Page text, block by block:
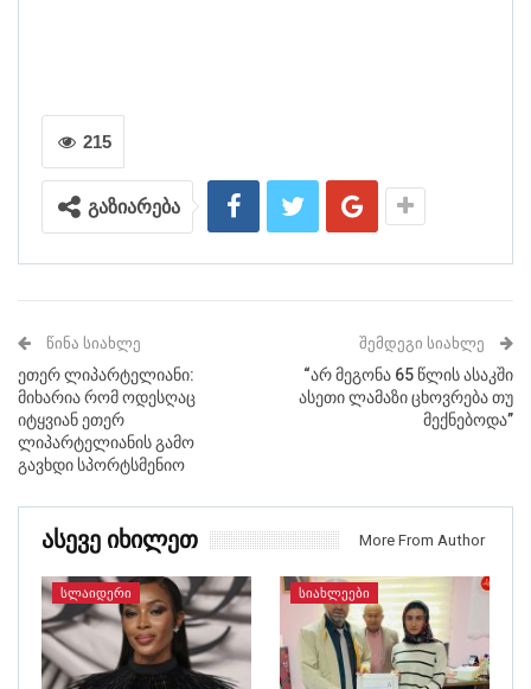
215
გაზიარება
ᲬᲘᲜᲐ ᲡᲘᲐᲮᲚᲔ
ეთერ ლიპარტელიანი:
მიხარია რომ ოდესღაც
იტყვიან ეთერ
ლიპარტელიანის გამო
გავხდი სპორტსმენიო
ᲨᲔᲛᲓᲔᲒᲘ ᲡᲘᲐᲮᲚᲔ
“არ მეგონა 65 წლის ასაკში
ასეთი ლამაზი ცხოვრება თუ
მექნებოდა”
Ასევე Იხილეთ More From Author
ᲡᲚᲐᲘᲓᲔᲠᲘ ᲡᲘᲐᲮᲚᲔᲔᲑᲘ